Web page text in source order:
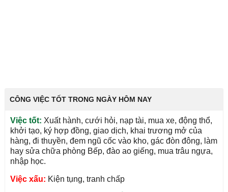
CÔNG VIỆC TỐT TRONG NGÀY HÔM NAY
Việc tốt: Xuất hành, cưới hỏi, nạp tài, mua xe, động thổ,
khởi tạo, ký hợp đồng, giao dịch, khai trương mở của
hàng, đi thuyền, đem ngũ cốc vào kho, gác đòn đông, làm
hay sửa chữa phòng Bếp, đào ao giếng, mua trâu ngựa,
nhập học.
Việc xấu: Kiện tụng, tranh chấp